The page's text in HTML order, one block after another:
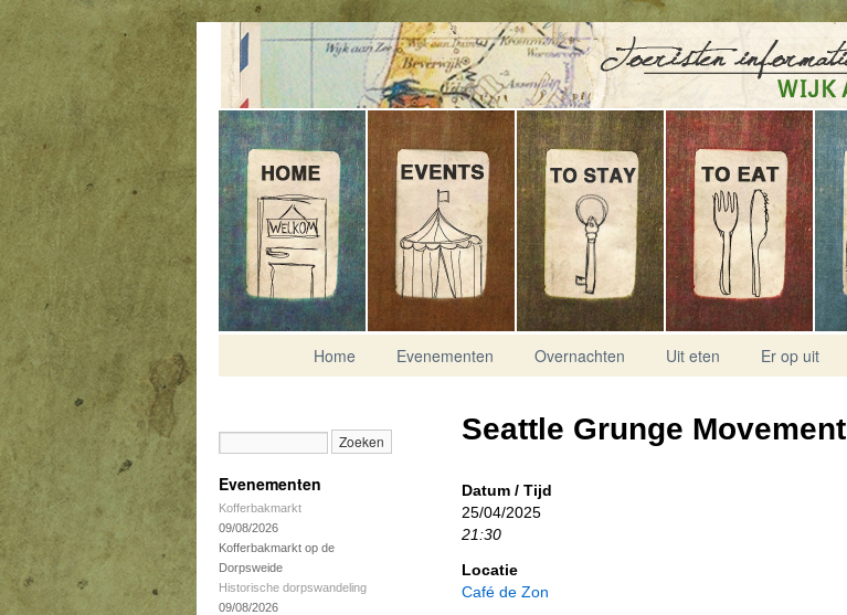
Contact
Home Evenementen Overnachten Uit eten Er op uit
Evenementen
Kofferbakmarkt
09/08/2026
Kofferbakmarkt op de
Dorpsweide
Historische dorpswandeling
09/08/2026
Seattle Grunge Movement
Datum / Tijd
25/04/2025
21:30
Locatie
Café de Zon